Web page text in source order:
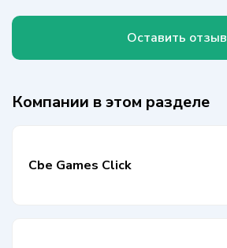
Оставить отзыв
Компании в этом разделе
Cbe Games Click